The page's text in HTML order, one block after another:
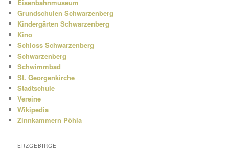
Eisenbahnmuseum
Grundschulen Schwarzenberg
Kindergärten Schwarzenberg
Kino
Schloss Schwarzenberg
Schwarzenberg
Schwimmbad
St. Georgenkirche
Stadtschule
Vereine
Wikipedia
Zinnkammern Pöhla
ERZGEBIRGE